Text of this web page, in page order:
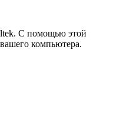
С помощью этой
компьютера.